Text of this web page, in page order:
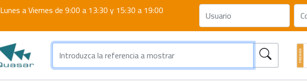
Lunes a Viernes de 9:00 a 13:30 y 15:30 a 19:00